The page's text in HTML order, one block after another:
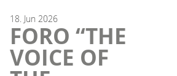
18. Jun 2026
FORO “THE
VOICE OF